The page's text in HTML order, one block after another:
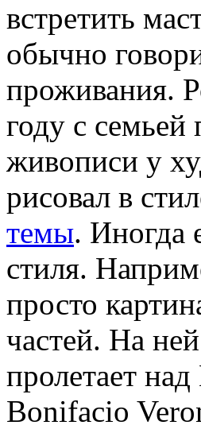
встретить
обычно
проживания.
году с семьей
живописи у
рисовал в
темы. Иногда
стиля.
просто
частей. На
пролетает
Bonifacio